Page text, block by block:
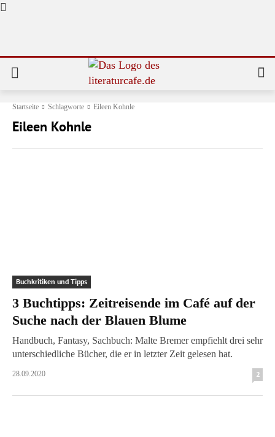
Startseite Schlagworte Eileen Kohnle
Eileen Kohnle
Buchkritiken und Tipps
3 Buchtipps: Zeitreisende im Café auf der
Suche nach der Blauen Blume
Handbuch, Fantasy, Sachbuch: Malte Bremer empfiehlt drei sehr
unterschiedliche Bücher, die er in letzter Zeit gelesen hat.
28.09.2020 2